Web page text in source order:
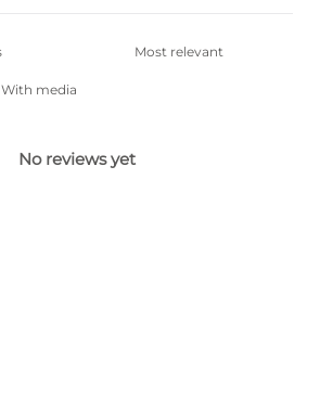
With media
No reviews yet